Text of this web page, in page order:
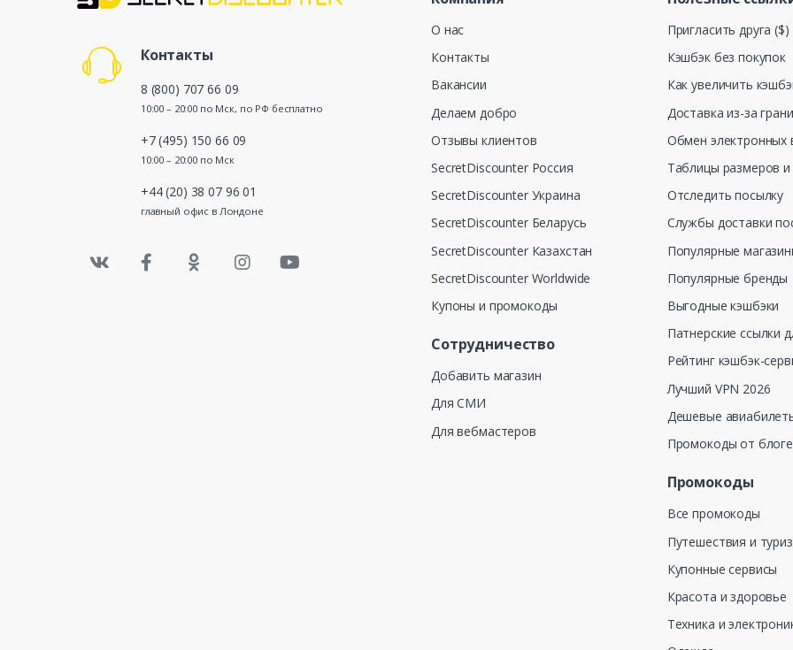
Контакты
8 (800) 707 66 09
10:00 – 20:00 по Мск, по РФ бесплатно
+7 (495) 150 66 09
10:00 – 20:00 по Мск
+44 (20) 38 07 96 01
главный офис в Лондоне
О нас
Контакты
Вакансии
Делаем добро
Отзывы клиентов
SecretDiscounter Россия
SecretDiscounter Украина
SecretDiscounter Беларусь
SecretDiscounter Казахстан
SecretDiscounter Worldwide
Купоны и промокоды
Сотрудничество
Добавить магазин
Для СМИ
Для вебмастеров
Пригласить друга ($)
Кэшбэк без покупок
Как увеличить
Доставка из-за
Обмен электронных
Таблицы размеров и
Отследить посылку
Службы доставки
Популярные
Популярные бренды
Выгодные кэшбэки
Патнерские ссылки
Рейтинг кэшбэк-
Лучший VPN 2026
Дешевые
Промокоды от
Промокоды
Все промокоды
Путешествия и
Купонные сервисы
Красота и здоровье
Техника и